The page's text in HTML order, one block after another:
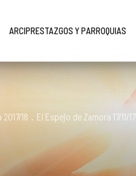
ARCIPRESTAZGOS Y PARROQUIAS
18 . El Espejo de Zamora 17/11/17